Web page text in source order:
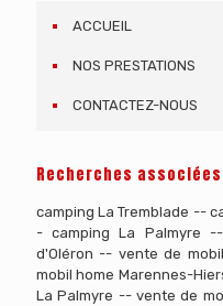
ACCUEIL
NOS PRESTATIONS
CONTACTEZ-NOUS
Recherches associées
camping La Tremblade --
-camping La Palmyre
d'Oléron -- vente de
mobil home Marennes-
La Palmyre --vente de